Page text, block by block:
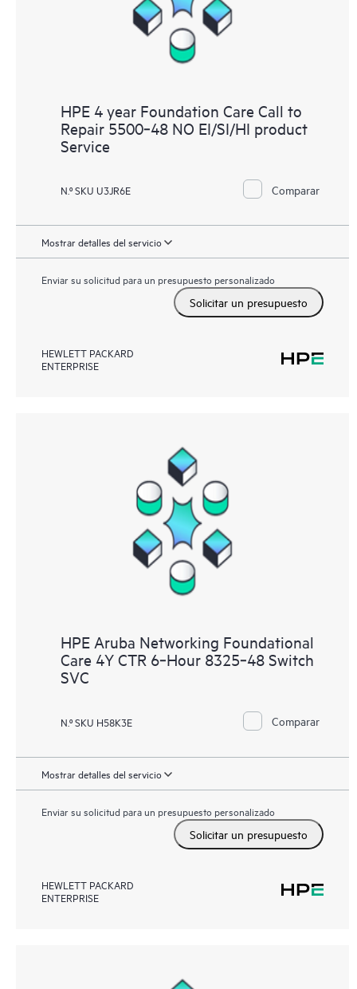
HPE 4 year Foundation Care Call to
Repair 5500‑48 NO EI/SI/HI product
Service
N.º SKU U3JR6E Comparar
Mostrar detalles del servicio
Enviar su solicitud para un presupuesto personalizado
Solicitar un presupuesto
HEWLETT PACKARD
ENTERPRISE
HPE Aruba Networking Foundational
Care 4Y CTR 6‑Hour 8325‑48 Switch
SVC
N.º SKU H58K3E Comparar
Mostrar detalles del servicio
Enviar su solicitud para un presupuesto personalizado
Solicitar un presupuesto
HEWLETT PACKARD
ENTERPRISE